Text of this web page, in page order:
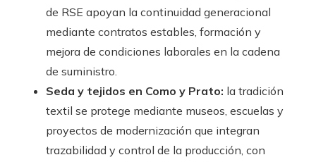
de RSE apoyan la continuidad generacional
mediante contratos estables, formación y
mejora de condiciones laborales en la cadena
de suministro.
Seda y tejidos en Como y Prato: la tradición
textil se protege mediante museos, escuelas y
proyectos de modernización que integran
trazabilidad y control de la producción, con